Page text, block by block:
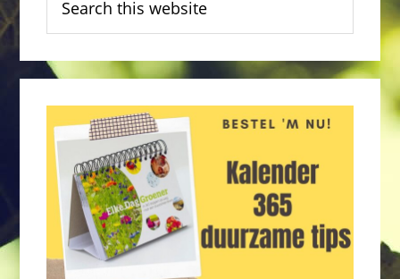
this
website